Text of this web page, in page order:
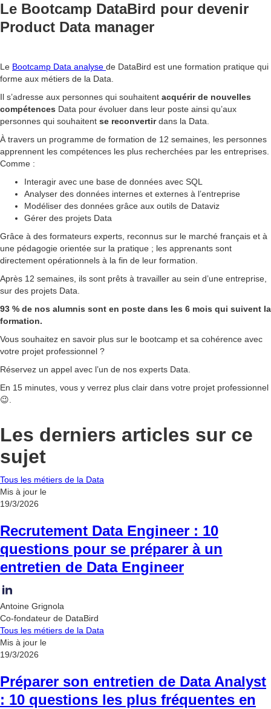
Le Bootcamp DataBird pour devenir
Product Data manager
Le Bootcamp Data analyse de DataBird est une formation pratique qui
forme aux métiers de la Data.
Il s’adresse aux personnes qui souhaitent acquérir de nouvelles
compétences Data pour évoluer dans leur poste ainsi qu’aux
personnes qui souhaitent se reconvertirdans la Data.
À travers un programme de formation de 12 semaines, les personnes
apprennent les compétences les plus recherchées par les entreprises.
Comme :
Interagir avec une base de données avec SQL
Analyser des données internes et externes à l’entreprise
Modéliser des données grâce aux outils de Dataviz
Gérer des projets Data
Grâce à des formateurs experts, reconnus sur le marché français et à
une pédagogie orientée sur la pratique ; les apprenants sont
directement opérationnels à la fin de leur formation.
Après 12 semaines, ils sont prêts à travailler au sein d’une entreprise,
sur des projets Data.
93 % de nos alumnis sont en poste dans les 6 mois qui suivent la
formation.
Vous souhaitez en savoir plus sur le bootcamp et sa cohérence avec
votre projet professionnel ?
Réservez un appel avec l’un de nos experts Data.
En 15 minutes, vous y verrez plus clair dans votre projet professionnel
😉.
Les derniers articles sur ce
sujet
Tous les métiers de la Data
Mis à jour le
19/3/2026
Recrutement Data Engineer : 10
questions pour se préparer à un
entretien de Data Engineer
Antoine Grignola
Co-fondateur de DataBird
Tous les métiers de la Data
Mis à jour le
19/3/2026
Préparer son entretien de Data Analyst
: 10 questions les plus fréquentes en